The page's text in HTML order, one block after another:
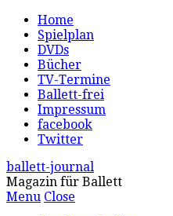
Home
Spielplan
DVDs
Bücher
TV-Termine
Ballett-frei
Impressum
facebook
Twitter
ballett-journal
Magazin für Ballett
Menu Close